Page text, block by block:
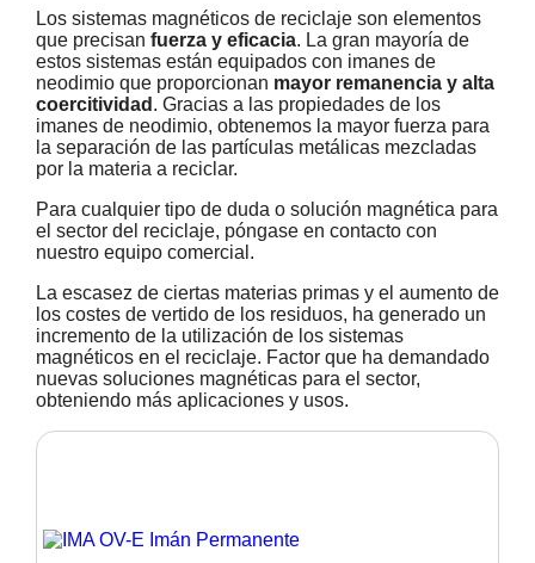
Los sistemas magnéticos de reciclaje son elementos
que precisan fuerza y eficacia. La gran mayoría de
estos sistemas están equipados con imanes de
neodimio que proporcionan mayor remanencia y alta
coercitividad . Gracias a las propiedades de los
imanes de neodimio, obtenemos la mayor fuerza para
la separación de las partículas metálicas mezcladas
por la materia a reciclar.
Para cualquier tipo de duda o solución magnética para
el sector del reciclaje, póngase en contacto con
nuestro equipo comercial.
La escasez de ciertas materias primas y el aumento de
los costes de vertido de los residuos, ha generado un
incremento de la utilización de los sistemas
magnéticos en el reciclaje. Factor que ha demandado
nuevas soluciones magnéticas para el sector,
obteniendo más aplicaciones y usos.